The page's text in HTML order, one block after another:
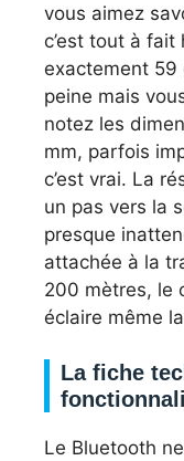
vous aimez
c’est tout à
exactement 59
peine mais
notez les
mm, parfois
c’est vrai. La
un pas vers la
presque
attachée à la
200 mètres, le
éclaire même
La fiche
Le Bluetooth